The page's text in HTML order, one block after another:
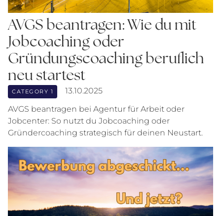
AVGS beantragen: Wie du mit
Jobcoaching oder
Gründungscoaching beruflich
neu startest
CATEGORY 1
13.10.2025
AVGS beantragen bei Agentur für Arbeit oder
Jobcenter: So nutzt du Jobcoaching oder
Gründercoaching strategisch für deinen Neustart.